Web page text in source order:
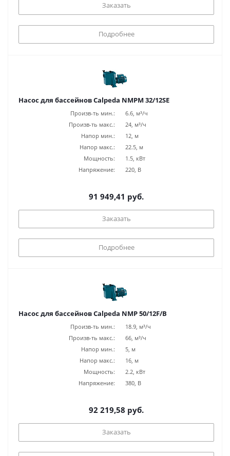
Заказать
Подробнее
Насос для бассейнов Calpeda NMPM 32/12SE
Произв-ть мин.:
6.6, м³/ч
Произв-ть макс.:
24, м³/ч
Напор мин.:
12, м
Напор макс.:
22.5, м
Мощность:
1.5, кВт
Напряжение:
220, В
91 949,41 руб.
Заказать
Подробнее
Насос для бассейнов Calpeda NMP 50/12F/B
Произв-ть мин.:
18.9, м³/ч
Произв-ть макс.:
66, м³/ч
Напор мин.:
5, м
Напор макс.:
16, м
Мощность:
2.2, кВт
Напряжение:
380, В
92 219,58 руб.
Заказать